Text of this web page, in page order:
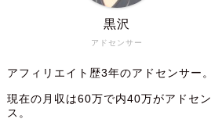
アドセンサー
黒沢
アフィリエイト歴3年のアドセンサー。
現在の月収は60万で内40万がアドセン
ス。